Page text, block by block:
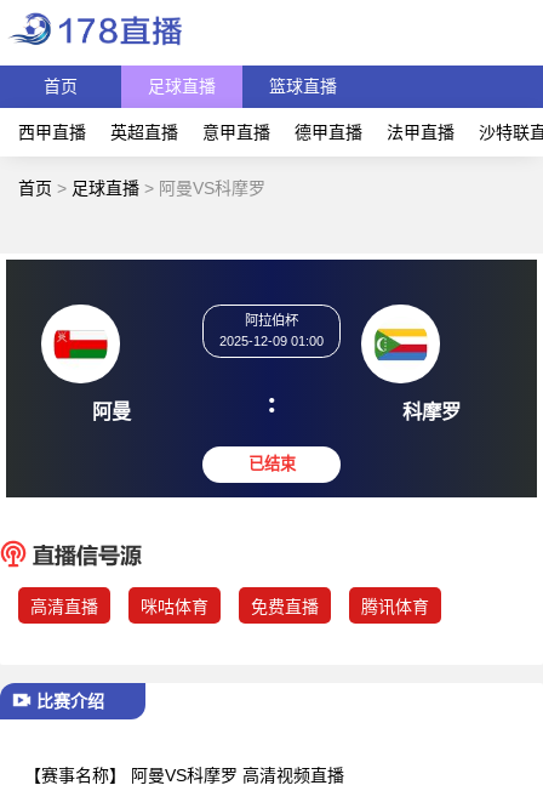
首页 足球直播 篮球直播
西甲直播 英超直播 意甲直播 德甲直播 法甲直播 沙特联
首页 > 足球直播 > 阿曼VS科摩罗
阿曼
2025-12-09 01:00
: 科
高清直播 咪咕体育 免费直播 腾讯体育
比赛介绍
【赛事名称】 阿曼VS科摩罗 高清视频直播